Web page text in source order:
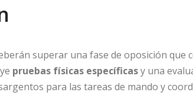
superar una fase de oposición que
pruebas físicas específicasy una
para las tareas de mando y